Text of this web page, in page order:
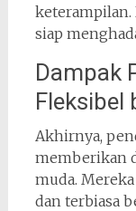
keterampilan.
siap
Dampak
Fleksibel
Akhirnya,
memberikan
muda.
dan terbiasa